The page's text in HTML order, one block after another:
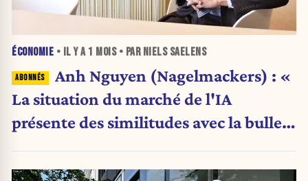
ÉCONOMIE • IL Y A 1 MOIS• PAR NIELS SAELENS
Anh Nguyen (Nagelmackers) : «
La situation du marché de l'IA
présente des similitudes avec la bulle